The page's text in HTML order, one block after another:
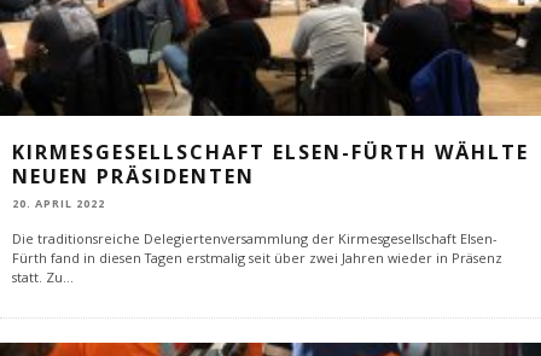
KIRMESGESELLSCHAFT ELSEN-FÜRTH WÄHLTE
NEUEN PRÄSIDENTEN
20. APRIL 2022
Die traditionsreiche Delegiertenversammlung der Kirmesgesellschaft Elsen-
Fürth fand in diesen Tagen erstmalig seit über zwei Jahren wieder in Präsenz
statt. Zu...